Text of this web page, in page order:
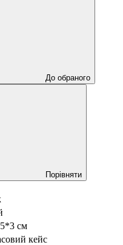
До обраного
Порівняти
см
кейс